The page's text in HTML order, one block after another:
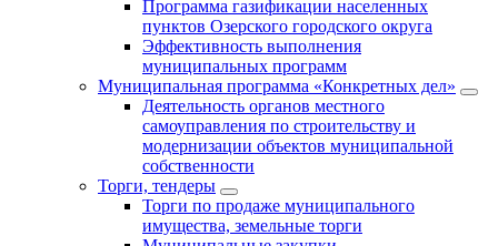
Программа газификации населенных
пунктов Озерского городского округа
Эффективность выполнения
муниципальных программ
Муниципальная программа «Конкретных дел»
Деятельность органов местного
самоуправления по строительству и
модернизации объектов муниципальной
собственности
Торги, тендеры
Торги по продаже муниципального
имущества, земельные торги